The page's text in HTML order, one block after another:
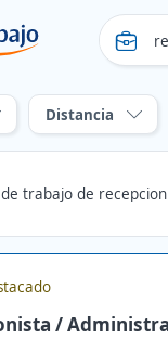
Distancia
de recepcionista en Mosquera,
/